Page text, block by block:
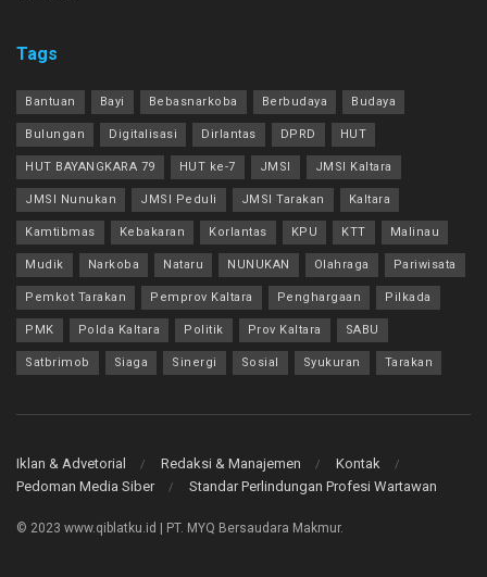
Tags
Bantuan Bayi Bebasnarkoba Berbudaya Budaya
Bulungan Digitalisasi Dirlantas DPRD HUT
HUT BAYANGKARA 79 HUT ke-7 JMSI JMSI Kaltara
JMSI Nunukan JMSI Peduli JMSI Tarakan Kaltara
Kamtibmas Kebakaran Korlantas KPU KTT Malinau
Mudik Narkoba Nataru NUNUKAN Olahraga Pariwisata
Pemkot Tarakan Pemprov Kaltara Penghargaan Pilkada
PMK Polda Kaltara Politik Prov Kaltara SABU
Satbrimob Siaga Sinergi Sosial Syukuran Tarakan
Iklan & Advetorial Redaksi & Manajemen
Kontak
Pedoman Media Siber
Standar Perlindungan Profesi Wartawan
© 2023 www.qiblatku.id | PT. MYQ Bersaudara Makmur.